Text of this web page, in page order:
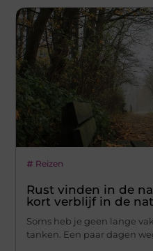
Reizen
Rust vinden in de
kort verblijf in de
Soms heb je geen lange
tanken. Een paar dagen